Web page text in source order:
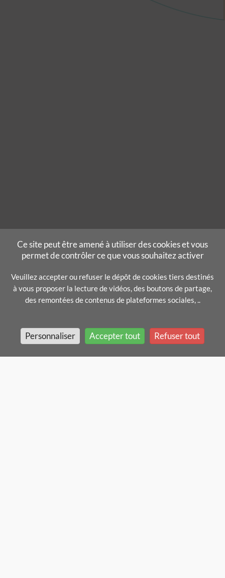
Ce site peut être amené à utiliser des cookies et vous
permet de contrôler ce que vous souhaitez activer
Veuillez accepter ou refuser le dépôt de cookies tiers destinés
à vous proposer la lecture de vidéos, des boutons de partage,
des remontées de contenus de plateformes sociales, ..
Personnaliser Accepter tout Refuser tout